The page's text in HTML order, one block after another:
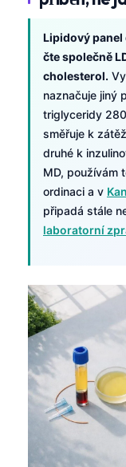
Lipidový panel
čte společně
cholesterol.
naznačuje jiný
triglyceridy
směřuje k
druhé k
MD, používám
ordinaci a v
připadá stále
laboratorní